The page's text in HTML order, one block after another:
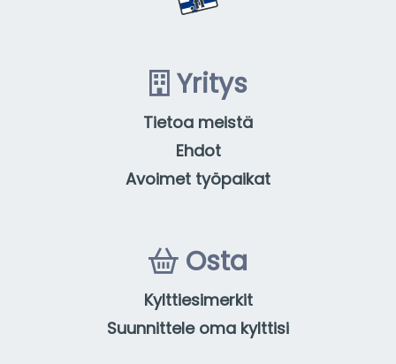
Yritys
Tietoa meistä
Ehdot
Avoimet työpaikat
Osta
Kylttiesimerkit
Suunnittele oma kylttisi